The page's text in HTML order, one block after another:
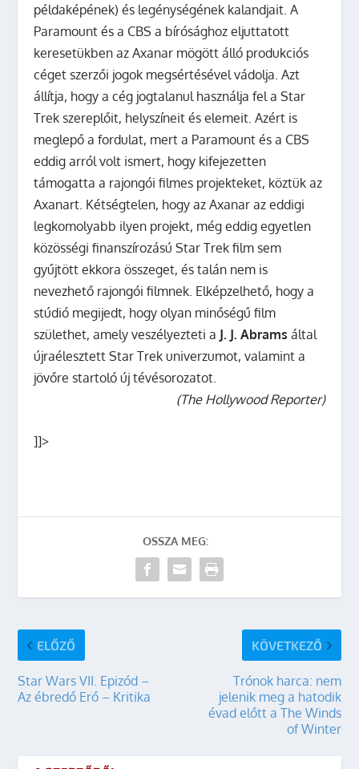
példaképének) és legénységének kalandjait. A
Paramount és a CBS a bírósághoz eljuttatott
keresetükben az Axanar mögött álló produkciós
céget szerzői jogok megsértésével vádolja. Azt
állítja, hogy a cég jogtalanul használja fel a Star
Trek szereplőit, helyszíneit és elemeit. Azért is
meglepő a fordulat, mert a Paramount és a CBS
eddig arról volt ismert, hogy kifejezetten
támogatta a rajongói filmes projekteket, köztük az
Axanart. Kétségtelen, hogy az Axanar az eddigi
legkomolyabb ilyen projekt, még eddig egyetlen
közösségi finanszírozású Star Trek film sem
gyűjtött ekkora összeget, és talán nem is
nevezhető rajongói filmnek. Elképzelhető, hogy a
stúdió megijedt, hogy olyan minőségű film
születhet, amely veszélyezteti a J. J. Abrams által
újraélesztett Star Trek univerzumot, valamint a
jövőre startoló új tévésorozatot.
(The Hollywood Reporter)
]]>
OSSZA MEG:
ELŐZŐ
Star Wars VII. Epizód –
Az ébredő Erő – Kritika
KÖVETKEZŐ
Trónok harca: nem
jelenik meg a hatodik
évad előtt a The Winds
of Winter